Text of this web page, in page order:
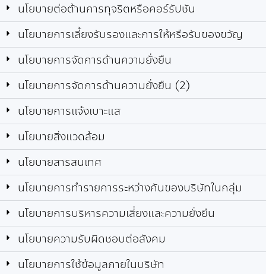
นโยบายต่อต้านการทุจริตหรือคอร์รัปชัน
นโยบายการเลี้ยงรับรองและการให้หรือรับของขวัญ
นโยบายการจัดการด้านความยั่งยืน
นโยบายการจัดการด้านความยั่งยืน (2)
นโยบายการแจ้งเบาะแส
นโยบายสิ่งแวดล้อม
นโยบายสารสนเทศ
นโยบายการทำรายการระหว่างกันของบริษัทในกลุ่ม
นโยบายการบริหารความเสี่ยงและความยั่งยืน
นโยบายความรับผิดชอบต่อสังคม
นโยบายการใช้ข้อมูลภายในบริษัท